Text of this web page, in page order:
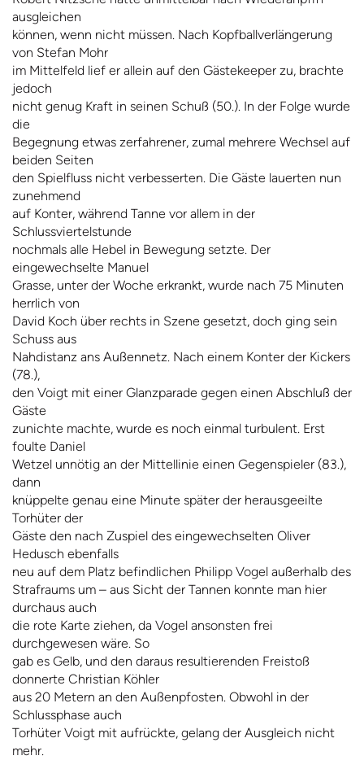
ausgleichen
können, wenn nicht müssen. Nach Kopfballverlängerung
von Stefan Mohr
im Mittelfeld lief er allein auf den Gästekeeper zu, brachte
jedoch
nicht genug Kraft in seinen Schuß (50.). In der Folge wurde
die
Begegnung etwas zerfahrener, zumal mehrere Wechsel auf
beiden Seiten
den Spielfluss nicht verbesserten. Die Gäste lauerten nun
zunehmend
auf Konter, während Tanne vor allem in der
Schlussviertelstunde
nochmals alle Hebel in Bewegung setzte. Der
eingewechselte Manuel
Grasse, unter der Woche erkrankt, wurde nach 75 Minuten
herrlich von
David Koch über rechts in Szene gesetzt, doch ging sein
Schuss aus
Nahdistanz ans Außennetz. Nach einem Konter der Kickers
(78.),
den Voigt mit einer Glanzparade gegen einen Abschluß der
Gäste
zunichte machte, wurde es noch einmal turbulent. Erst
foulte Daniel
Wetzel unnötig an der Mittellinie einen Gegenspieler (83.),
dann
knüppelte genau eine Minute später der herausgeeilte
Torhüter der
Gäste den nach Zuspiel des eingewechselten Oliver
Hedusch ebenfalls
neu auf dem Platz befindlichen Philipp Vogel außerhalb des
Strafraums um – aus Sicht der Tannen konnte man hier
durchaus auch
die rote Karte ziehen, da Vogel ansonsten frei
durchgewesen wäre. So
gab es Gelb, und den daraus resultierenden Freistoß
donnerte Christian Köhler
aus 20 Metern an den Außenpfosten. Obwohl in der
Schlussphase auch
Torhüter Voigt mit aufrückte, gelang der Ausgleich nicht
mehr.